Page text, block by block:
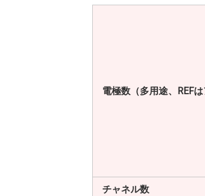
電極数（多用途、REFは
チャネル数